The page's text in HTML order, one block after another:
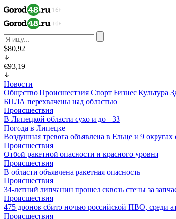
$80,92
€93,19
Новости
Общество Происшествия Спорт Бизнес Культура
БПЛА перехвачены над областью
Происшествия
В Липецкой области сухо и до +33
Погода в Липецке
Воздушная тревога объявлена в Ельце и 9 округах
Происшествия
Отбой ракетной опасности и красного уровня
Происшествия
В области объявлена ракетная опасность
Происшествия
34-летний липчанин прошел сквозь стены за
Происшествия
475 дронов сбито ночью российской ПВО, среди
Происшествия